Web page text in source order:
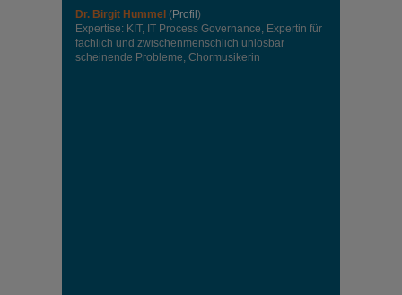
Dr. Birgit Hummel (Profil )
Expertise: KIT, IT Process Governance, Expertin für
fachlich und zwischenmenschlich unlösbar
scheinende Probleme, Chormusikerin